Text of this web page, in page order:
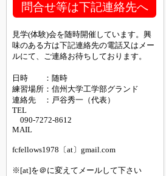
問合せ等は下記連絡先へ
見学(体験)会を随時開催しています。興
味のある方は下記連絡先の電話又はメー
ルにて、ご連絡お待ちしております。
日時 ：随時
練習場所：信州大学工学部グランド
連絡先 ：戸谷秀一（代表）
TEL
090-7272-8612
MAIL
fcfellows1978〔at〕gmail.com
※[at]を＠に変えてメールして下さい